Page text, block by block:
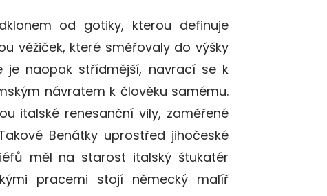
od gotiky, kterou definuje
věžiček, které směřovaly do výšky
je naopak střídmější, navrací se k
návratem k člověku samému.
italské renesanční vily, zaměřené
Benátky uprostřed jihočeské
měl na starost italský štukatér
pracemi stojí německý malíř